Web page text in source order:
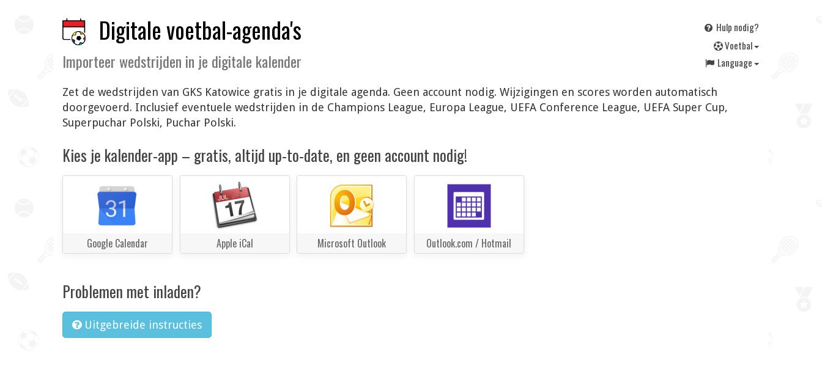
Digitale voetbal-agenda's
Importeer wedstrijden in je digitale kalender
Hulp nodig?
Voetbal
Language
Zet de wedstrijden van GKS Katowice gratis in je digitale agenda. Geen account nodig. Wijzigingen en scores worden automatisch
doorgevoerd. Inclusief eventuele wedstrijden in de Champions League, Europa League, UEFA Conference League, UEFA Super Cup,
Superpuchar Polski, Puchar Polski.
Kies je kalender-app – gratis, altijd up-to-date, en geen account nodig!
Google Calendar Apple iCal Microsoft Outlook Outlook.com / Hotmail
Problemen met inladen?
Uitgebreide instructies